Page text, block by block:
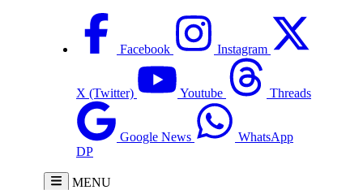
Facebook Instagram
X (Twitter) Youtube Threads
Google News
WhatsApp
DP
MENU